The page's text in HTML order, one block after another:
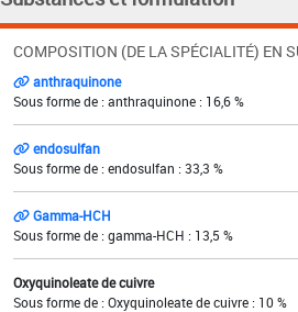
COMPOSITION (DE LA SPÉCIALITÉ) EN
anthraquinone
Sous forme de : anthraquinone : 16,6 %
endosulfan
Sous forme de : endosulfan : 33,3 %
Gamma-HCH
Sous forme de : gamma-HCH : 13,5 %
Oxyquinoleate de cuivre
Sous forme de : Oxyquinoleate de cuivre : 10 %